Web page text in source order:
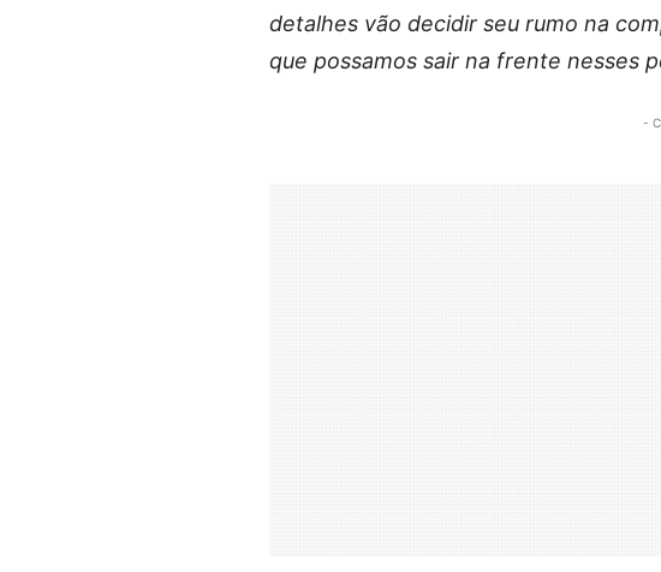
detalhes vão decidir seu rumo na
que possamos sair na frente nesses
-